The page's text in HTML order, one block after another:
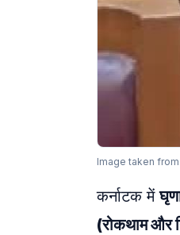
Image taken
कर्नाटक में
(रोकथाम और